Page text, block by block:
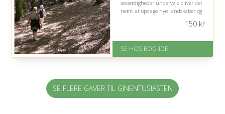
seværdigheder undervejs bliver det
nemt at opdage nye landskaber og
På lager
Levering: 1-3 hverdage -
på 4.6 ud af 5
150kr
SE HOS BOG-IDE
SE FLERE GAVER TIL GINENTUSIASTEN